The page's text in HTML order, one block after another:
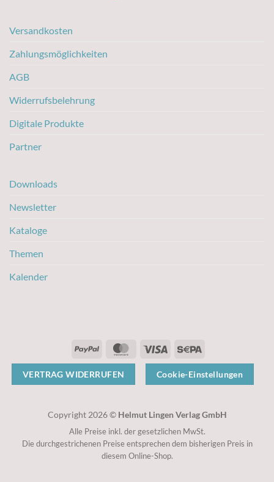
Versandkosten
Zahlungsmöglichkeiten
AGB
Widerrufsbelehrung
Digitale Produkte
Partner
Downloads
Newsletter
Kataloge
Themen
Kalender
PayPal MasterCard
Visa Sepa
VERTRAG WIDERRUFEN Cookie-Einstellungen
Copyright 2026 © Helmut Lingen Verlag GmbH
Alle Preise inkl. der gesetzlichen MwSt.
Die durchgestrichenen Preise entsprechen dem bisherigen Preis in
diesem Online-Shop.